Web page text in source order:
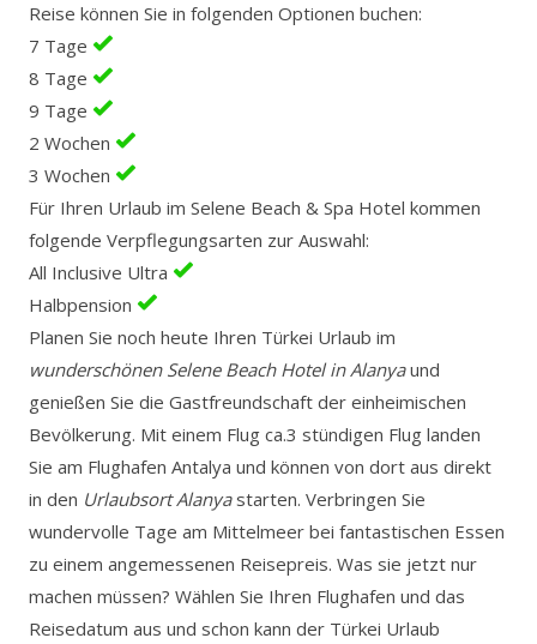
Reise können Sie in folgenden Optionen buchen:
7 Tage
8 Tage
9 Tage
2 Wochen
3 Wochen
Für Ihren Urlaub im Selene Beach & Spa Hotel kommen
folgende Verpflegungsarten zur Auswahl:
All Inclusive Ultra
Halbpension
Planen Sie noch heute Ihren Türkei Urlaub im
wunderschönen Selene Beach Hotel in Alanyaund
genießen Sie die Gastfreundschaft der einheimischen
Bevölkerung. Mit einem Flug ca.3 stündigen Flug landen
Sie am Flughafen Antalya und können von dort aus direkt
in den Urlaubsort Alanyastarten. Verbringen Sie
wundervolle Tage am Mittelmeer bei fantastischen Essen
zu einem angemessenen Reisepreis. Was sie jetzt nur
machen müssen? Wählen Sie Ihren Flughafen und das
Reisedatum aus und schon kann der Türkei Urlaub